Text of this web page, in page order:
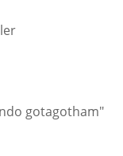
gotagotham"